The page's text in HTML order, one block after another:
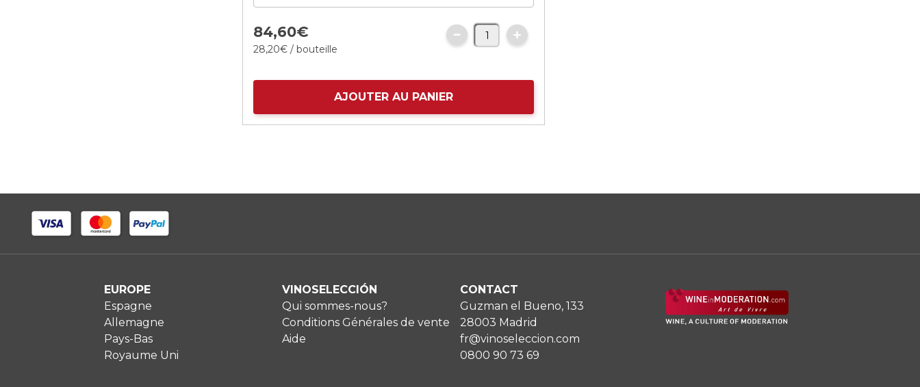
84,60€
28,20€ / bouteille
AJOUTER AU PANIER
EUROPE
Espagne
Allemagne
Pays-Bas
Royaume Uni
VINOSELECCIÓN
Qui sommes-nous?
Conditions Générales de vente
Aide
CONTACT
Guzman el Bueno, 133
28003 Madrid
fr@vinoseleccion.com
0800 90 73 69